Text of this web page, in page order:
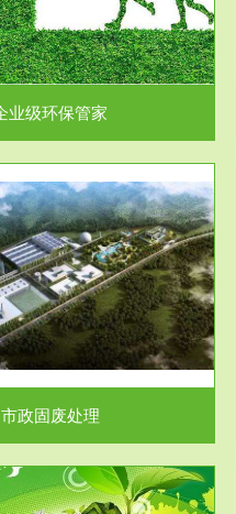
业级环保管家
固体废物是指人们在生产建设、
常生活和其他活动中...
市政固废处理
服务范围
职业危害因素检测与评价...
义】：全面了解工作场所职业病危
素分布与浓（强）度...